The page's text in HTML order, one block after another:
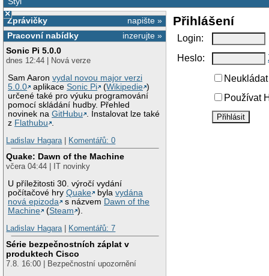
×
napište »
Zprávičky
inzerujte »
Pracovní nabídky
Sonic Pi 5.0.0
dnes 12:44 | Nová verze
Sam Aaronvydal novou major verzi
5.0.0
aplikaceSonic Pi (Wikipedie )
určené také pro výuku programování
pomocí skládání hudby. Přehled
novinek naGitHubu
. Instalovat lze také
z Flathubu
Ladislav Hagara| Komentářů: 0
Quake: Dawn of the Machine
včera 04:44 | IT novinky
U příležitosti 30. výročí vydání
počítačové hryQuake bylavydána
nová epizoda
s názvem Dawn of the
Machine
(Steam ).
Ladislav Hagara| Komentářů: 7
Série bezpečnostních záplat v
produktech Cisco
7.8. 16:00 | Bezpečnostní upozornění
Přihlášení
Login:
Heslo:
Používat